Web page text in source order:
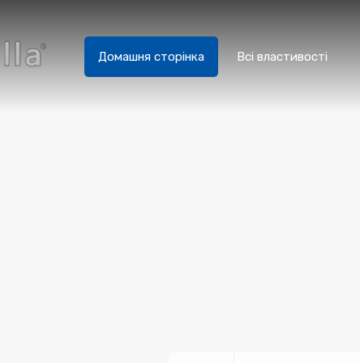
Домашня сторінка Всі властивості